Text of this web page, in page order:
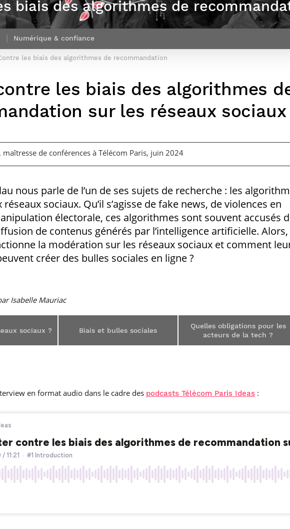
Nos offres
d’emplois
enseignement et
d’emplois
Nos avantages
Nos engagements
Mécénat
Numériques
recherche &
innovation
Rapport d’activité
Télécom Paris :
rétrospective
communication
Modélisation
mathématique
Soutien à la
mobilité
Corps des Mines
Parcours Talents : un Double Diplôme
donnant accès aux Corps techniques
Financement
Entreprises & solutions Mastère
Spécialisé
Brochures & contacts
biais des algorithmes de
Numérique & confiance
les biais des algorithmes de recommandation
les biais des algorithmes
sur les réseaux sociaux
, maîtresse de conférences à Télécom Paris, juin 2024
nous parle de l’un de ses sujets de recherche : les
sociaux. Qu’il s’agisse de fake news, de violences en
électorale, ces algorithmes sont souvent accusés
de contenus générés par l’intelligence artificielle. Alors,
la modération sur les réseaux sociaux et comment
créer des bulles sociales en ligne ?
Isabelle Mauriac
sociaux ? Biais et bulles sociales
Quelles obligations pour les
acteurs de la tech ?
en format audio dans le cadre des podcasts Télécom Paris Ideas :